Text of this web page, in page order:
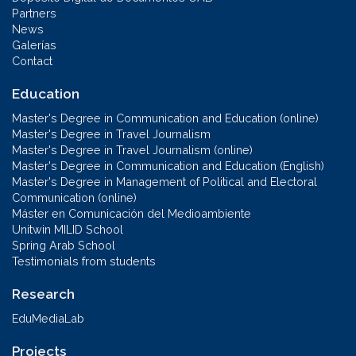
Partners
News
Galerías
Contact
Education
Master's Degree in Communication and Education (online)
Master's Degree in Travel Journalism
Master's Degree in Travel Journalism (online)
Master's Degree in Communication and Education (English)
Master's Degree in Management of Political and Electoral
Communication (online)
Máster en Comunicación del Medioambiente
Unitwin MILID School
Spring Arab School
Testimonials from students
Research
EduMediaLab
Projects